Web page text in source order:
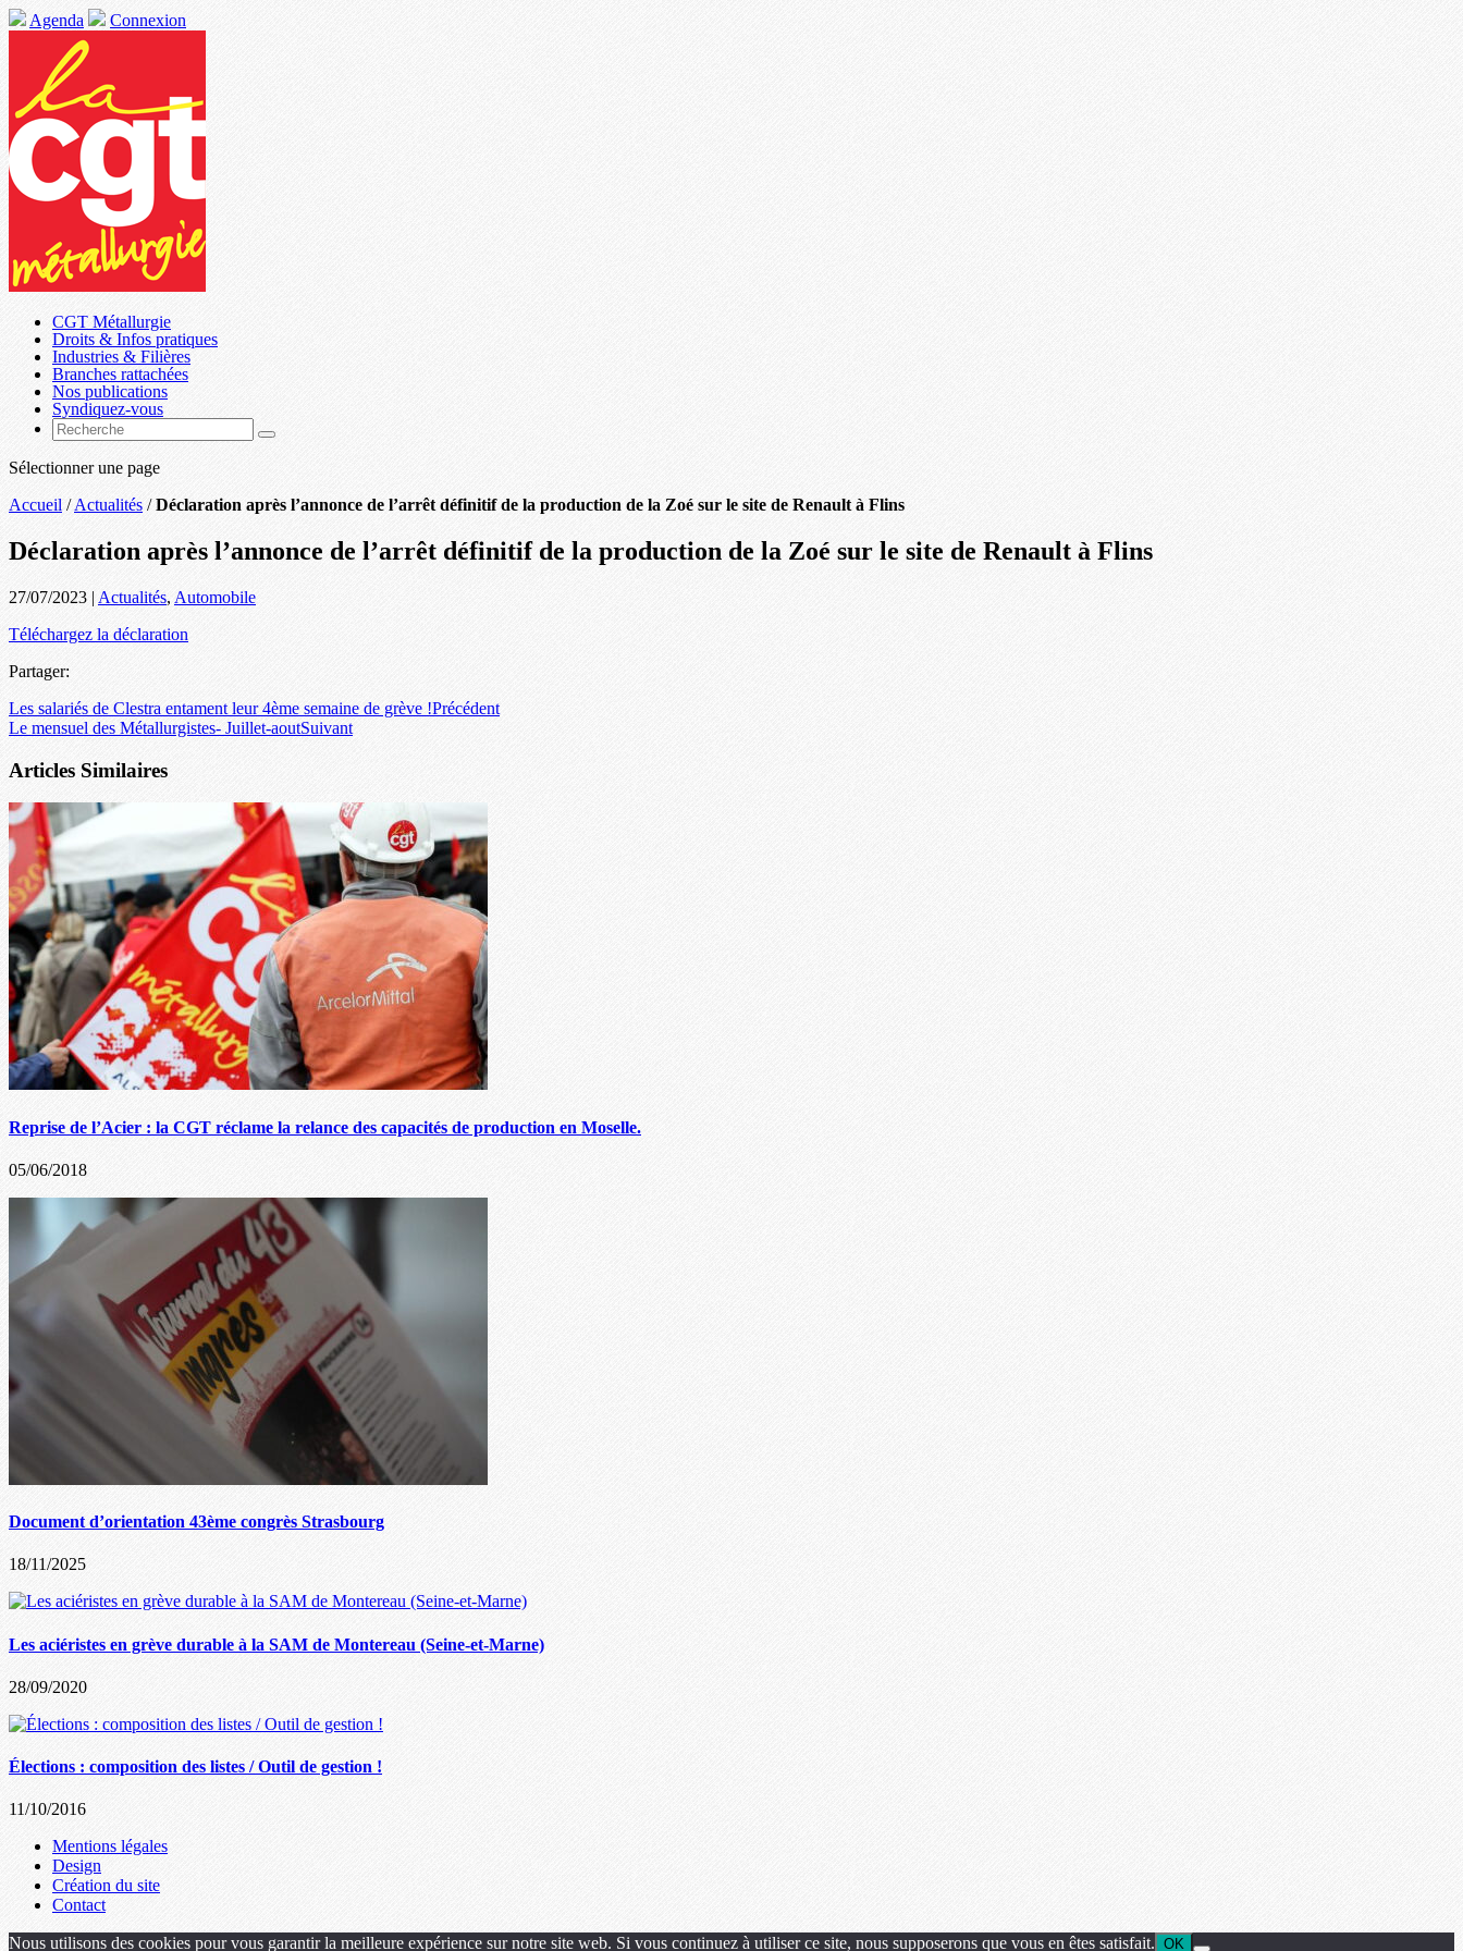
Agenda Connexion
CGT Métallurgie
Droits & Infos pratiques
Industries & Filières
Branches rattachées
Nos publications
Syndiquez-vous
Sélectionner une page
Accueil /Actualités /Déclaration après l’annonce de l’arrêt définitif de la production de la Zoé sur le site de Renault à Flins
Déclaration après l’annonce de l’arrêt définitif de la production de la Zoé sur le site de Renault à Flins
27/07/2023 | Actualités, Automobile
Téléchargez la déclaration
Partager:
Les salariés de Clestra entament leur 4ème semaine de grève !Précédent
Le mensuel des Métallurgistes- Juillet-aoutSuivant
Articles Similaires
Reprise de l’Acier : la CGT réclame la relance des capacités de production en Moselle.
05/06/2018
Document d’orientation 43ème congrès Strasbourg
18/11/2025
Les aciéristes en grève durable à la SAM de Montereau (Seine-et-Marne)
28/09/2020
Élections : composition des listes / Outil de gestion !
11/10/2016
Mentions légales
Design
Création du site
Contact
Nous utilisons des cookies pour vous garantir la meilleure expérience sur notre site web. Si vous continuez à utiliser ce site, nous supposerons que vous en êtes satisfait. OK